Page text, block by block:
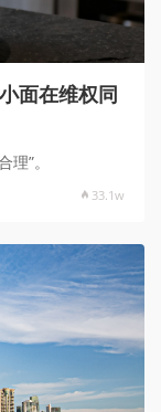
面在维权同
”。
33.1w